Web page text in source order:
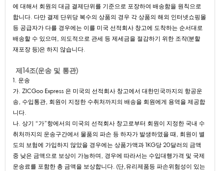
에대해서회원의대금결제단위를기준으로포장하여배송함을원칙으로
합니다.다만결제단위당복수의상품의경우각상품의해외인터넷쇼핑몰
등공급자가다를경우에는이를미국선적회사창고에도착하는순서대로
배송할수있으며,의도적으로관세등제세금을절감하기위한조작(분할
재포장등)은하지않습니다.
제14조(운송및통관)
1.운송
가.ZICGooExpress은미국의선적회사창고에서대한민국까지의항공운
송,수입통관,회원이지정한수취처까지의배송을회원에게용역을제공합
니다.
나.상기“가”항에서의미국의선적회사창고로부터회원이지정한국내수
취처까지의운송구간에서물품의파손등하자가발생하였을때,회원이별
도의보험에가입하지않았을경우에는상품가액과1KG당20달러의금액
중낮은금액으로보상이가능하며,경우에따라서는수입대행가격및국제
운송료를포함한총금액을보상합니다.(단,유리제품등파손위험성이있는